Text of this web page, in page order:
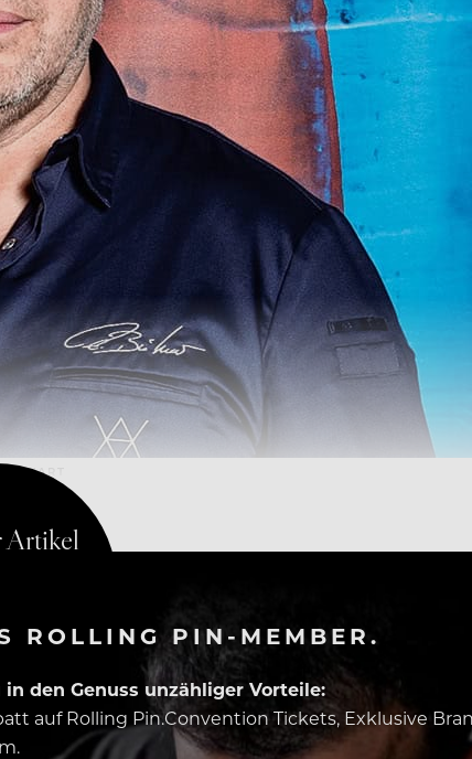
ROLLING PIN-MEMBER.
den Genuss unzähliger Vorteile:
auf Rolling Pin.Convention Tickets, Exklusive